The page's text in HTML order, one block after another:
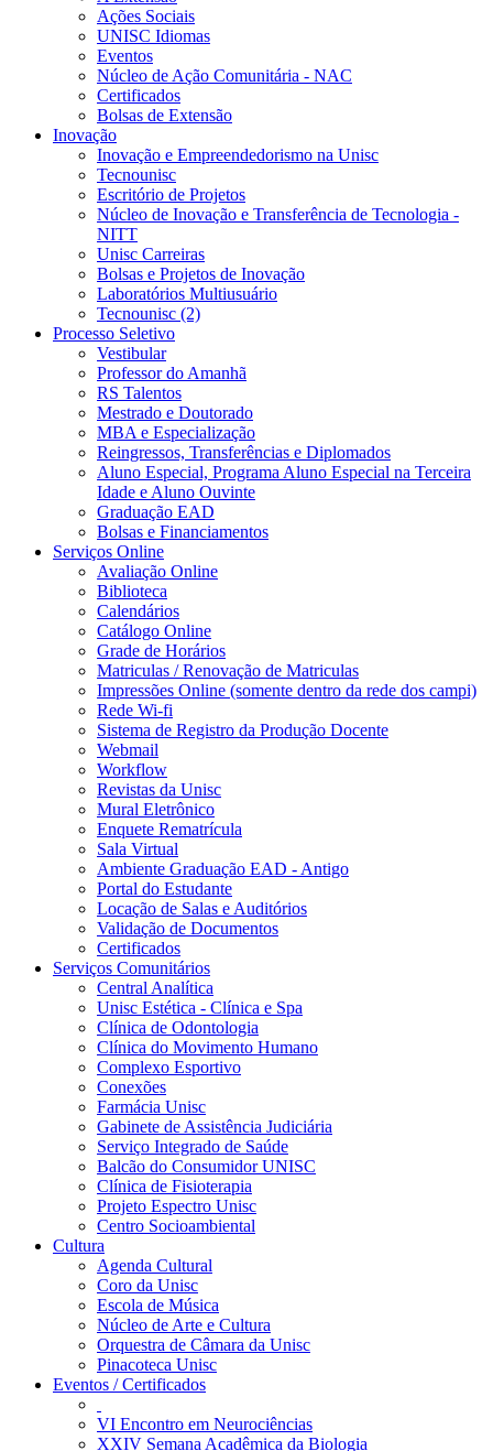
Ações Sociais
UNISC Idiomas
Eventos
Núcleo de Ação Comunitária - NAC
Certificados
Bolsas de Extensão
Inovação
Inovação e Empreendedorismo na Unisc
Tecnounisc
Escritório de Projetos
Núcleo de Inovação e Transferência de Tecnologia -
NITT
Unisc Carreiras
Bolsas e Projetos de Inovação
Laboratórios Multiusuário
Tecnounisc (2)
Processo Seletivo
Vestibular
Professor do Amanhã
RS Talentos
Mestrado e Doutorado
MBA e Especialização
Reingressos, Transferências e Diplomados
Aluno Especial, Programa Aluno Especial na Terceira
Idade e Aluno Ouvinte
Graduação EAD
Bolsas e Financiamentos
Serviços Online
Avaliação Online
Biblioteca
Calendários
Catálogo Online
Grade de Horários
Matriculas / Renovação de Matriculas
Impressões Online (somente dentro da rede dos campi)
Rede Wi-fi
Sistema de Registro da Produção Docente
Webmail
Workflow
Revistas da Unisc
Mural Eletrônico
Enquete Rematrícula
Sala Virtual
Ambiente Graduação EAD - Antigo
Portal do Estudante
Locação de Salas e Auditórios
Validação de Documentos
Certificados
Serviços Comunitários
Central Analítica
Unisc Estética - Clínica e Spa
Clínica de Odontologia
Clínica do Movimento Humano
Complexo Esportivo
Conexões
Farmácia Unisc
Gabinete de Assistência Judiciária
Serviço Integrado de Saúde
Balcão do Consumidor UNISC
Clínica de Fisioterapia
Projeto Espectro Unisc
Centro Socioambiental
Cultura
Agenda Cultural
Coro da Unisc
Escola de Música
Núcleo de Arte e Cultura
Orquestra de Câmara da Unisc
Pinacoteca Unisc
Eventos / Certificados
VI Encontro em Neurociências
XXIV Semana Acadêmica da Biologia